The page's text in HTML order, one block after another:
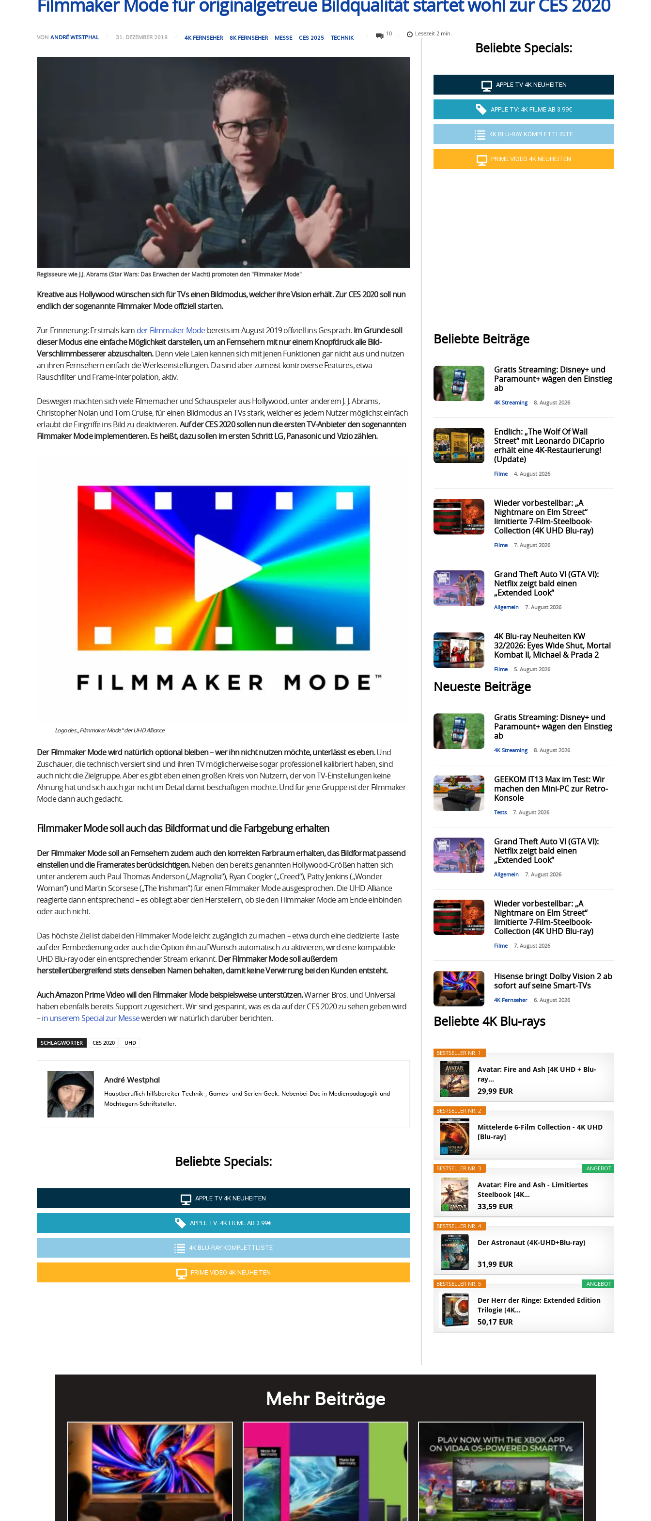
Filmmaker Mode für originalgetreue Bildqualität startet wohl zur CES 2020
VON ANDRÉ WESTPHAL 31. DEZEMBER 2019 4K FERNSEHER 8K FERNSEHER MESSE CES 2025 TECHNIK
10 Lesezeit2 min.
Regisseure wie J.J. Abrams (Star Wars: Das Erwachen der Macht) promoten den "Filmmaker Mode"
Kreative aus Hollywood wünschen sich für TVs einen Bildmodus, welcher ihre Vision erhält. Zur CES 2020 soll nun
endlich der sogenannte Filmmaker Mode offiziell starten.
Zur Erinnerung: Erstmals kam der Filmmaker Modebereits im August 2019 offiziell ins Gespräch.Im Grunde soll
dieser Modus eine einfache Möglichkeit darstellen, um an Fernsehern mit nur einem Knopfdruck alle Bild-
Verschlimmbesserer abzuschalten.Denn viele Laien kennen sich mit jenen Funktionen gar nicht aus und nutzen
an ihren Fernsehern einfach die Werkseinstellungen. Da sind aber zumeist kontroverse Features, etwa
Rauschfilter und Frame-Interpolation, aktiv.
Deswegen machten sich viele Filmemacher und Schauspieler aus Hollywood, unter anderem J. J. Abrams,
Christopher Nolan und Tom Cruise, für einen Bildmodus an TVs stark, welcher es jedem Nutzer möglichst einfach
erlaubt die Eingriffe ins Bild zu deaktivieren. Auf der CES 2020 sollen nun die ersten TV-Anbieter den sogenannten
Filmmaker Mode implementieren. Es heißt, dazu sollen im ersten Schritt LG, Panasonic und Vizio zählen.
Logo des „Filmmaker Mode“ der UHD Alliance
Der Filmmaker Mode wird natürlich optional bleiben – wer ihn nicht nutzen möchte, unterlässt es eben.Und
Zuschauer, die technisch versiert sind und ihren TV möglicherweise sogar professionell kalibriert haben, sind
auch nicht die Zielgruppe. Aber es gibt eben einen großen Kreis von Nutzern, der von TV-Einstellungen keine
Ahnung hat und sich auch gar nicht im Detail damit beschäftigen möchte. Und für jene Gruppe ist der Filmmaker
Mode dann auch gedacht.
Filmmaker Mode soll auch das Bildformat und die Farbgebung erhalten
Der Filmmaker Mode soll an Fernsehern zudem auch den korrekten Farbraum erhalten, das Bildformat passend
einstellen und die Framerates berücksichtigen.Neben den bereits genannten Hollywood-Größen hatten sich
unter anderem auch Paul Thomas Anderson („Magnolia“), Ryan Coogler („Creed“), Patty Jenkins („Wonder
Woman“) und Martin Scorsese („The Irishman“) für einen Filmmaker Mode ausgesprochen. Die UHD Alliance
reagierte dann entsprechend – es obliegt aber den Herstellern, ob sie den Filmmaker Mode am Ende einbinden
oder auch nicht.
Das höchste Ziel ist dabei den Filmmaker Mode leicht zugänglich zu machen – etwa durch eine dedizierte Taste
auf der Fernbedienung oder auch die Option ihn auf Wunsch automatisch zu aktivieren, wird eine kompatible
UHD Blu-ray oder ein entsprechender Stream erkannt. Der Filmmaker Mode soll außerdem
herstellerübergreifend stets denselben Namen behalten, damit keine Verwirrung bei den Kunden entsteht.
Auch Amazon Prime Video will den Filmmaker Mode beispielsweise unterstützen.Warner Bros. und Universal
haben ebenfalls bereits Support zugesichert. Wir sind gespannt, was es da auf der CES 2020 zu sehen geben wird
–in unserem Special zur Messewerden wir natürlich darüber berichten.
SCHLAGWÖRTER CES 2020 UHD
André Westphal
Hauptberuflich hilfsbereiter Technik-, Games- und Serien-Geek. Nebenbei Doc in Medienpädagogik und
Möchtegern-Schriftsteller.
Beliebte Specials:
APPLE TV 4K NEUHEITEN
APPLE TV: 4K FILME AB 3.99€
4K BLU-RAY KOMPLETTLISTE
PRIME VIDEO 4K NEUHEITEN
Beliebte Specials:
APPLE TV 4K NEUHEITEN
APPLE TV: 4K FILME AB 3.99€
4K BLU-RAY KOMPLETTLISTE
PRIME VIDEO 4K NEUHEITEN
Beliebte Beiträge
Gratis Streaming: Disney+ und
Paramount+ wägen den Einstieg
ab
4K Streaming 8. August 2026
Endlich: „The Wolf Of Wall
Street“ mit Leonardo DiCaprio
erhält eine 4K-Restaurierung!
(Update)
Filme 4. August 2026
Wieder vorbestellbar: „A
Nightmare on Elm Street“
limitierte 7-Film-Steelbook-
Collection (4K UHD Blu-ray)
Filme 7. August 2026
Grand Theft Auto VI (GTA VI):
Netflix zeigt bald einen
„Extended Look“
Allgemein 7. August 2026
4K Blu-ray Neuheiten KW
32/2026: Eyes Wide Shut, Mortal
Kombat II, Michael & Prada 2
Filme 5. August 2026
Neueste Beiträge
Gratis Streaming: Disney+ und
Paramount+ wägen den Einstieg
ab
4K Streaming 8. August 2026
GEEKOM IT13 Max im Test: Wir
machen den Mini-PC zur Retro-
Konsole
Tests 7. August 2026
Grand Theft Auto VI (GTA VI):
Netflix zeigt bald einen
„Extended Look“
Allgemein 7. August 2026
Wieder vorbestellbar: „A
Nightmare on Elm Street“
limitierte 7-Film-Steelbook-
Collection (4K UHD Blu-ray)
Filme 7. August 2026
Hisense bringt Dolby Vision 2 ab
sofort auf seine Smart-TVs
4K Fernseher 6. August 2026
Beliebte 4K Blu-rays
BESTSELLER NR. 1
Avatar: Fire and Ash [4K UHD + Blu-
ray...
29,99 EUR
BESTSELLER NR. 2
Mittelerde 6-Film Collection - 4K UHD
[Blu-ray]
ANGEBOT
BESTSELLER NR. 3
Avatar: Fire and Ash - Limitiertes
Steelbook [4K...
33,59 EUR
BESTSELLER NR. 4
Der Astronaut (4K-UHD+Blu-ray)
31,99 EUR
ANGEBOT
BESTSELLER NR. 5
Der Herr der Ringe: Extended Edition
Trilogie [4K...
50,17 EUR
Mehr Beiträge